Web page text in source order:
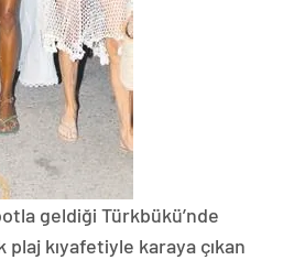
geldiği Türkbükü’nde
kıyafetiyle karaya çıkan